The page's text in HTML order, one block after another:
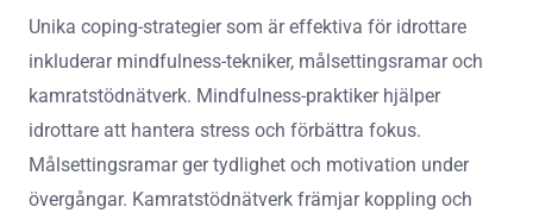
Unika coping-strategier som är effektiva för idrottare
inkluderar mindfulness-tekniker, målsettingsramar och
kamratstödnätverk. Mindfulness-praktiker hjälper
idrottare att hantera stress och förbättra fokus.
Målsettingsramar ger tydlighet och motivation under
övergångar. Kamratstödnätverk främjar koppling och